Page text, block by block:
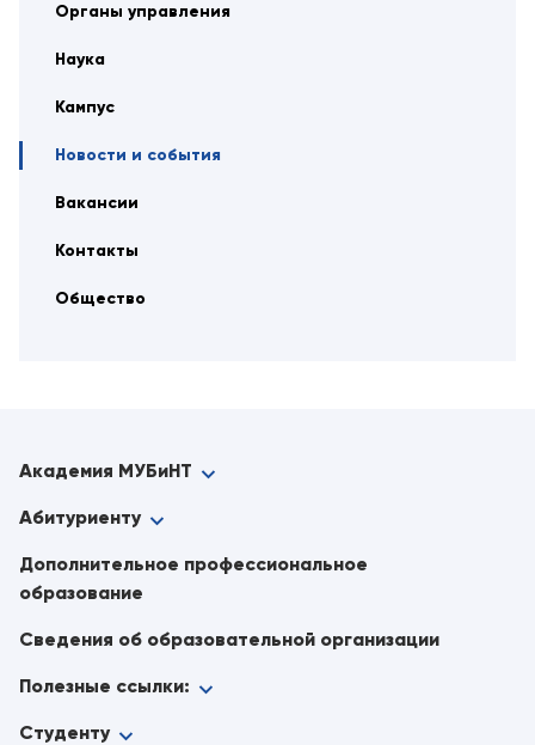
Органы управления
Наука
Кампус
Новости и события
Вакансии
Контакты
Общество
Академия МУБиНТ
Абитуриенту
Дополнительное профессиональное
образование
Сведения об образовательной организации
Полезные ссылки:
Студенту